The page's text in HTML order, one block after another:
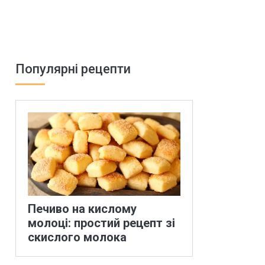
Популярні рецепти
Печиво на кислому
молоці: простий рецепт зі
скислого молока